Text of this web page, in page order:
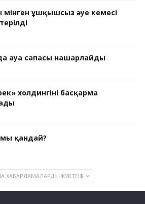
ұшқышсыз әуе кемесі
ауа сапасы нашарлайды
холдингінің басқарма
қандай?
ЖҮКТЕҢІЗ